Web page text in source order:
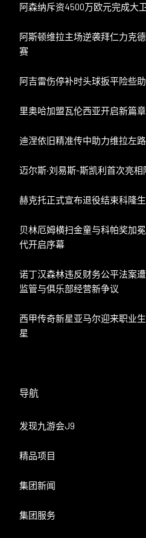
阿森纳斥资4500万欧元完成大
阿斯顿维拉主场逆袭拜仁力克
赛
阿吉雷伤停补时头球扳平险些
里奥哈加盟瓦伦西亚开启新篇
迪涅依旧精准传中助力维拉左
迈尔斯·刘易斯-斯凯利首次亮
赫克托正式宣布退役结束科隆
贝林厄姆横扫金童与科帕奖加
代开启序幕
诺丁汉森林违反财务公平法案
监管与俱乐部经营新争议
西甲传奇新星亚马尔迎来职业
星
导航
发现九游会J9
精品项目
集团新闻
集团服务